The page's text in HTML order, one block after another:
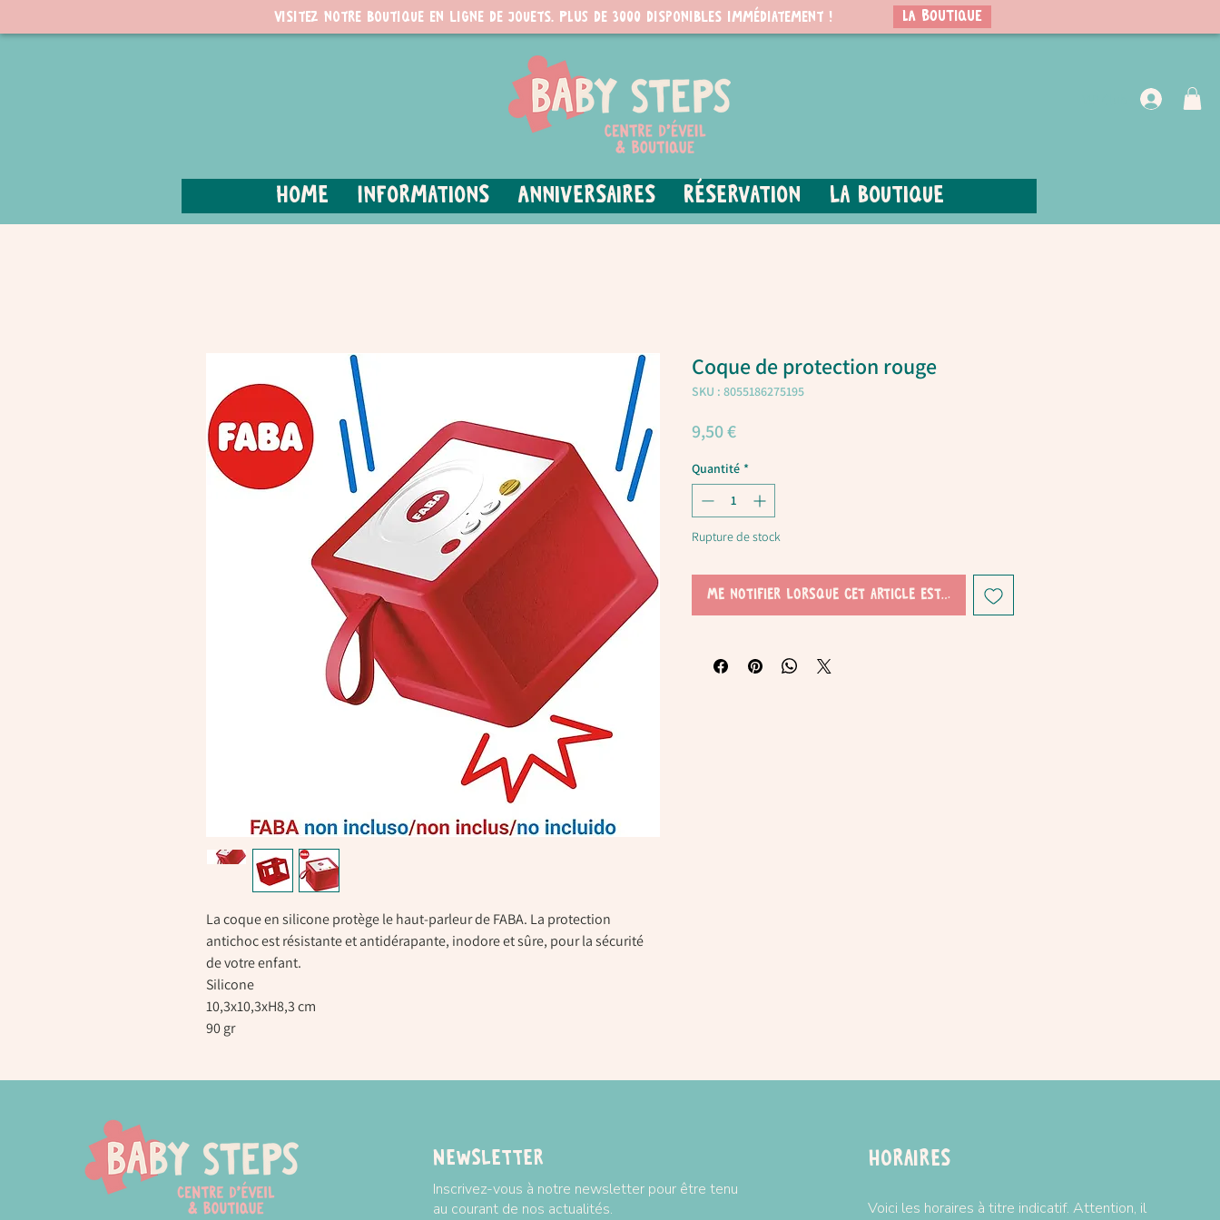
Visitez notre boutique en ligne de jouets. PLUS de 3000 disponibles immédiatement ! LA BOUTIQUE
Home Informations Anniversaires Réservation La boutique
La coque en silicone protège le haut-parleur de FABA. La protection
antichoc est résistante et antidérapante, inodore et sûre, pour la sécurité
de votre enfant.
Silicone
10,3x10,3xH8,3 cm
90 gr
Coque de protection rouge
SKU : 8055186275195
9,50 €Prix
Quantité *
Rupture de stock
Me notifier lorsque cet article est disponible
Newsletter
Inscrivez-vous à notre newsletter pour être tenu
au courant de nos actualités.
Horaires
Voici les horaires à titre indicatif. Attention, il